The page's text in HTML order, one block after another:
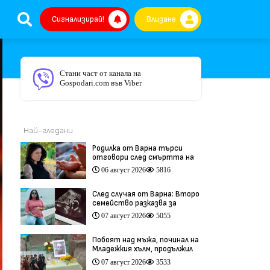
Сигнализирай! Влизане
Стани част от канала на
Gospodari.com във Viber
Най-гледани
Родилка от Варна търси
отговори след смъртта на
бебето ѝ дни преди секцио
(видео)
06 август 2026 5816
След случая от Варна: Второ
семейство разказва за
трагедия след бременност
при същия лекар (видео)
07 август 2026 5055
Побоят над мъжа, починал на
Младежкия хълм, продължил
повече от час (видео)
07 август 2026 3533